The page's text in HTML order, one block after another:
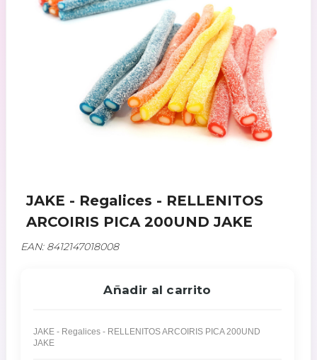
JAKE - Regalices - RELLENITOS
ARCOIRIS PICA 200UND JAKE
EAN: 8412147018008
Añadir al carrito
JAKE - Regalices - RELLENITOS ARCOIRIS PICA 200UND
JAKE